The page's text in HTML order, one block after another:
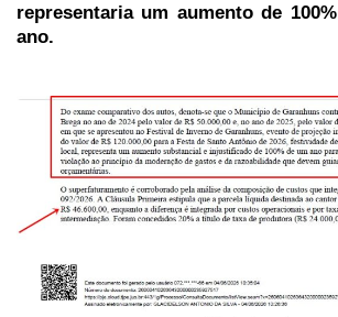
representaria um aumento de
ano.